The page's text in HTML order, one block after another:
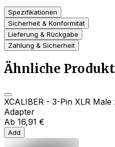
Spezifikationen
Sicherheit & Konformität
Lieferung & Rückgabe
Zahlung & Sicherheit
Ähnliche
XCALIBER - 3-Pin XLR
Adapter
Ab 16,91 €
Add